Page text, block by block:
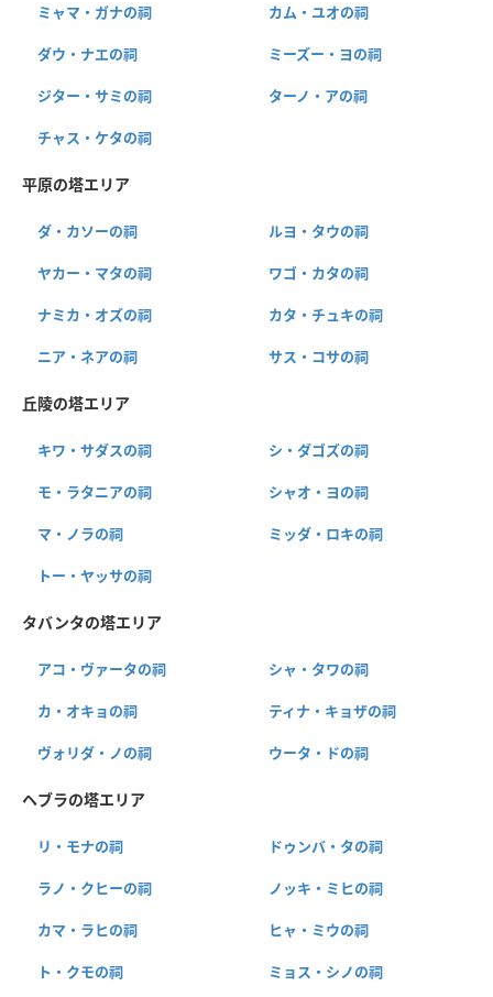
ミャマ・ガナの祠 カム・ユオの祠
ダウ・ナエの祠 ミーズー・ヨの祠
ジター・サミの祠 ターノ・アの祠
チャス・ケタの祠
平原の塔エリア
ダ・カソーの祠 ルヨ・タウの祠
ヤカー・マタの祠 ワゴ・カタの祠
ナミカ・オズの祠 カタ・チュキの祠
ニア・ネアの祠 サス・コサの祠
丘陵の塔エリア
キワ・サダスの祠 シ・ダゴズの祠
モ・ラタニアの祠 シャオ・ヨの祠
マ・ノラの祠 ミッダ・ロキの祠
トー・ヤッサの祠
タバンタの塔エリア
アコ・ヴァータの祠 シャ・タワの祠
カ・オキョの祠 ティナ・キョザの祠
ヴォリダ・ノの祠 ウータ・ドの祠
ヘブラの塔エリア
リ・モナの祠 ドゥンバ・タの祠
ラノ・クヒーの祠 ノッキ・ミヒの祠
カマ・ラヒの祠 ヒャ・ミウの祠
ト・クモの祠 ミョス・シノの祠